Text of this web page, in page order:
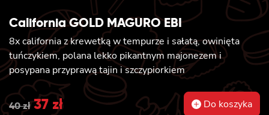
California GOLD MAGURO EBI
8x california z krewetką w tempurze i sałatą, owinięta
tuńczykiem, polana lekko pikantnym majonezem i
posypana przyprawą tajin i szczypiorkiem
40zł Original
37 złCurrent
Do koszyka